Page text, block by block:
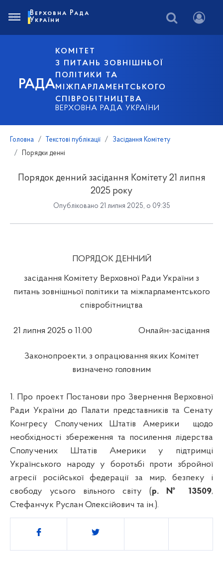
РАДА
КОМІТЕТ
З ПИТАНЬ ЗОВНІШНЬОЇ
ПОЛІТИКИ ТА
МІЖПАРЛАМЕНТСЬКОГО
СПІВРОБІТНИЦТВА
ВЕРХОВНА РАДА УКРАЇНИ
Верховна Рада
України
Головна Текстові публікації
Засідання Комітету
Порядки денні
Порядок денний засідання Комітету 21 липня
2025 року
Опубліковано 21 липня 2025, о 09:35
ПОРЯДОК ДЕННИЙ
засідання Комітету Верховної Ради України з
питань зовнішньої політики та міжпарламентського
співробітництва
21 липня 2025 о 11:00 Онлайн-засідання
Законопроекти, з опрацювання яких Комітет
визначено головним
1. Про проект Постанови про Звернення Верховної
Ради України до Палати представників та Сенату
Конгресу Сполучених Штатів Америки
щодо
необхідності збереження та посилення лідерства
Сполучених Штатів Америки у підтримці
Українського народу у боротьбі проти збройної
агресії російської федерації за мир, безпеку і
свободу усього вільного світу (р. № 13509,
Стефанчук Руслан Олексійович та ін.).
Поділитись